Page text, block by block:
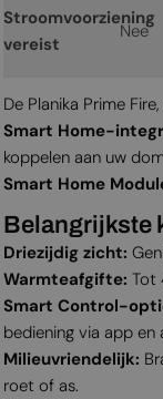
Stroomvoorziening
vereist
Nee
De Planika Prime
Smart Home-
koppelen aan uw
Smart Home
Belangrijkste
Driezijdig zicht:
Warmteafgifte: Tot
Smart Control-
bediening via app en
Milieuvriendelijk:
roet of as.